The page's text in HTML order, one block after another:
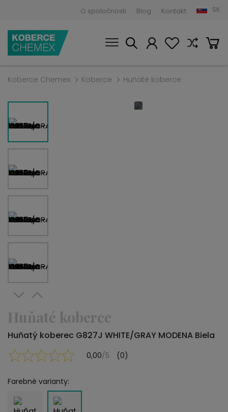
O spoločnosti Blog Kontakt SK
Koberce Chemex Koberce Huňaté koberce
Huňaté koberce
Huňatý koberec G827J WHITE/GRAY MODENA Biela
0,00/5 (0)
Farebné varianty: